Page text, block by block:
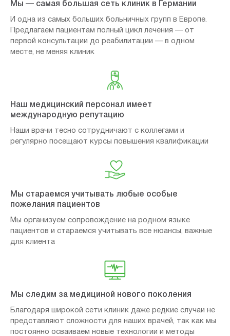
Мы — самая большая сеть клиник в Германии
И одна из самых больших больничных групп в Европе.
Предлагаем пациентам полный цикл лечения — от
первой консультации до реабилитации — в одном
месте, не меняя клиник
Наш медицинский персонал имеет
международную репутацию
Наши врачи тесно сотрудничают с коллегами и
регулярно посещают курсы повышения квалификации
Мы стараемся учитывать любые особые
пожелания пациентов
Мы организуем сопровождение на родном языке
пациентов и стараемся учитывать все нюансы, важные
для клиента
Мы следим за медициной нового поколения
Благодаря широкой сети клиник даже редкие случаи не
представляют сложности для наших врачей, так как мы
постоянно осваиваем новые технологии и методы